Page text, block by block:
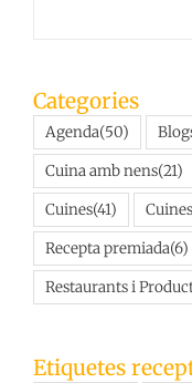
Categories
Agenda(50)
Cuina amb nens(21)
Cuines(41)
Recepta premiada(6)
Restaurants i
Etiquetes